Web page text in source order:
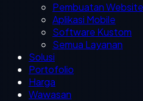
Pembuatan Website
Aplikasi Mobile
Software Kustom
Semua Layanan
Solusi
Portofolio
Harga
Wawasan